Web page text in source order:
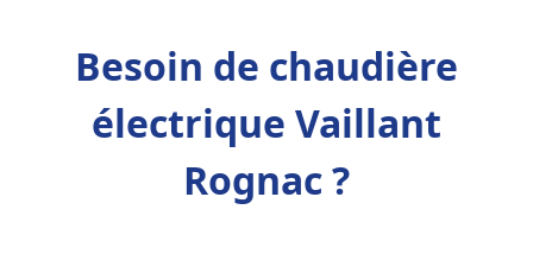
Besoin de chaudière
électrique Vaillant
Rognac ?